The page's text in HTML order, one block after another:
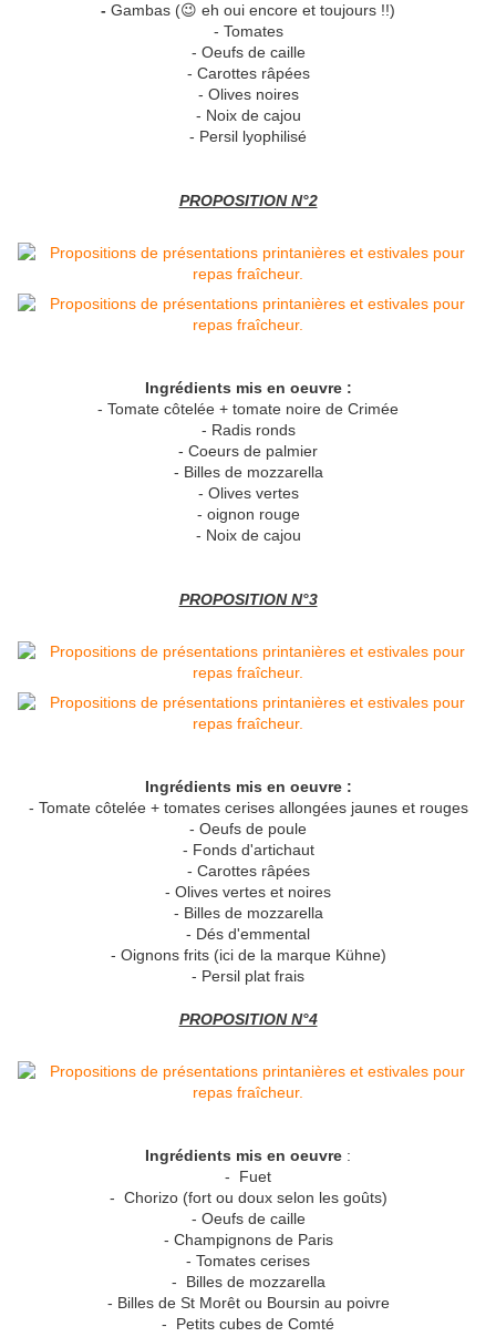
- Gambas (😉 eh oui encore et toujours !!)
- Tomates
- Oeufs de caille
- Carottes râpées
- Olives noires
- Noix de cajou
- Persil lyophilisé
PROPOSITION N°2
Ingrédients mis en oeuvre :
- Tomate côtelée + tomate noire de Crimée
- Radis ronds
- Coeurs de palmier
- Billes de mozzarella
- Olives vertes
- oignon rouge
- Noix de cajou
PROPOSITION N°3
Ingrédients mis en oeuvre :
- Tomate côtelée + tomates cerises allongées jaunes et rouges
- Oeufs de poule
- Fonds d'artichaut
- Carottes râpées
- Olives vertes et noires
- Billes de mozzarella
- Dés d'emmental
- Oignons frits (ici de la marque Kühne)
- Persil plat frais
PROPOSITION N°4
Ingrédients mis en oeuvre :
- Fuet
- Chorizo (fort ou doux selon les goûts)
- Oeufs de caille
- Champignons de Paris
- Tomates cerises
- Billes de mozzarella
- Billes de St Morêt ou Boursin au poivre
- Petits cubes de Comté